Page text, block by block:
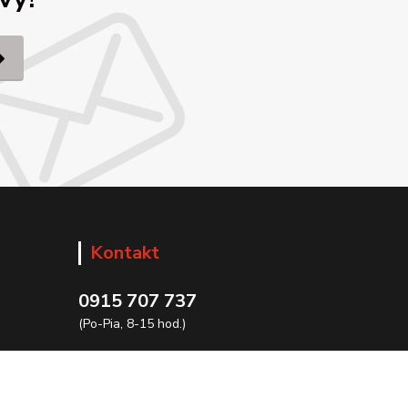
Kontakt
0915 707 737
(Po-Pia, 8-15 hod.)